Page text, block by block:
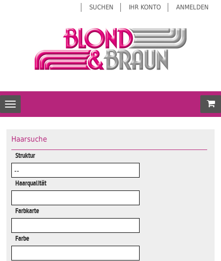
SUCHEN IHR KONTO ANMELDEN
Toggle navigation
Haarsuche
Struktur
Haarqualität
Farbkarte
Farbe